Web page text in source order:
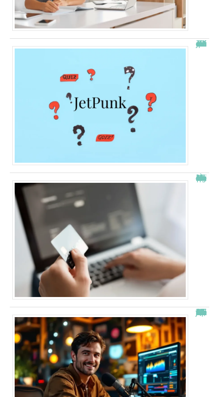
JetPunk : le meilleur site de quiz et de jeux !
À quelle heure les virements bancaires passent Crédit Agricole ?
“Alexis Morel, journaliste : Qui est le fils de Apolline de Malherbe ?”